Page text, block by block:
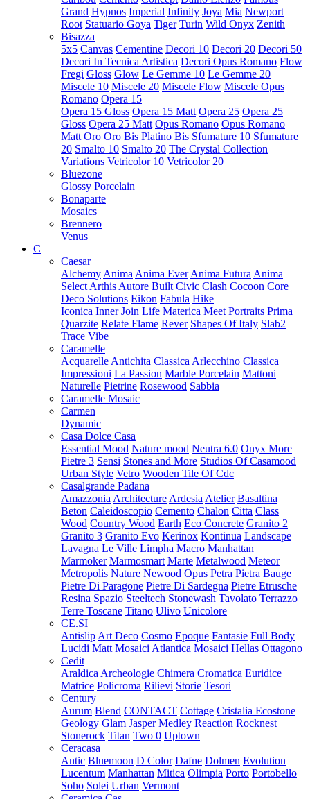
Grand Hypnos Imperial Infinity Joya Mia Newport
Root Statuario Goya Tiger Turin Wild Onyx Zenith
Bisazza
5x5 Canvas Cementine Decori 10 Decori 20 Decori 50
Decori In Tecnica Artistica Decori Opus Romano Flow
Fregi Gloss Glow Le Gemme 10 Le Gemme 20
Miscele 10 Miscele 20 Miscele Flow Miscele Opus
Romano Opera 15
Opera 15 Gloss Opera 15 Matt Opera 25 Opera 25
Gloss Opera 25 Matt Opus Romano Opus Romano
Matt Oro Oro Bis Platino Bis Sfumature 10 Sfumature
20 Smalto 10 Smalto 20 The Crystal Collection
Variations Vetricolor 10 Vetricolor 20
Bluezone
Glossy Porcelain
Bonaparte
Mosaics
Brennero
Venus
C
Caesar
Alchemy Anima Anima Ever Anima Futura Anima
Select Arthis Autore Built Civic Clash Cocoon Core
Deco Solutions Eikon Fabula Hike
Iconica Inner Join Life Materica Meet Portraits Prima
Quarzite Relate Flame Rever Shapes Of Italy Slab2
Trace Vibe
Caramelle
Acquarelle Antichita Classica Arlecchino Classica
Impressioni La Passion Marble Porcelain Mattoni
Naturelle Pietrine Rosewood Sabbia
Caramelle Mosaic
Carmen
Dynamic
Casa Dolce Casa
Essential Mood Nature mood Neutra 6.0 Onyx More
Pietre 3 Sensi Stones and More Studios Of Casamood
Urban Style Vetro Wooden Tile Of Cdc
Casalgrande Padana
Amazzonia Architecture Ardesia Atelier Basaltina
Beton Caleidoscopio Cemento Chalon Citta Class
Wood Country Wood Earth Eco Concrete Granito 2
Granito 3 Granito Evo Kerinox Kontinua Landscape
Lavagna Le Ville Limpha Macro Manhattan
Marmoker Marmosmart Marte Metalwood Meteor
Metropolis Nature Newood Opus Petra Pietra Bauge
Pietre Di Paragone Pietre Di Sardegna Pietre Etrusche
Resina Spazio Steeltech Stonewash Tavolato Terrazzo
Terre Toscane Titano Ulivo Unicolore
CE.SI
Antislip Art Deco Cosmo Epoque Fantasie Full Body
Lucidi Matt Mosaici Atlantica Mosaici Hellas Ottagono
Cedit
Araldica Archeologie Chimera Cromatica Euridice
Matrice Policroma Rilievi Storie Tesori
Century
Aurum Blend CONTACT Cottage Cristalia Ecostone
Geology Glam Jasper Medley Reaction Rocknest
Stonerock Titan Two 0 Uptown
Ceracasa
Antic Bluemoon D Color Dafne Dolmen Evolution
Lucentum Manhattan Mitica Olimpia Porto Portobello
Soho Solei Urban Vermont